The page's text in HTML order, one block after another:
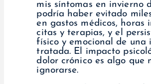
mis síntomas en invierno
podría haber evitado
en gastos médicos, horas
citas y terapias, y el
físico y emocional de una
tratada. El impacto
dolor crónico es algo que
ignorarse.